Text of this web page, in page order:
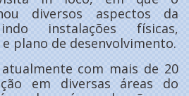
diversos aspectos da
instalações físicas,
plano de desenvolvimento.
com mais de 20
em diversas áreas do